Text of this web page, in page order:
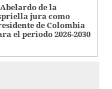
Abelardo de la
jura como
de Colombia
el periodo 2026-2030